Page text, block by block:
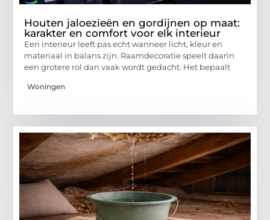
Houten jaloezieën en gordijnen op maat:
karakter en comfort voor elk interieur
Een interieur leeft pas echt wanneer licht, kleur en
materiaal in balans zijn. Raamdecoratie speelt daarin
een grotere rol dan vaak wordt gedacht. Het bepaalt
Woningen